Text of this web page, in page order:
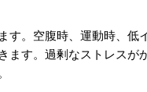
す。空腹時、運動時、低
ます。過剰なストレスが